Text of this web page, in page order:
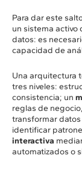
Para dar este
un sistema activo
datos: es
capacidad de
Una arquitectura
tres niveles:
consistencia; un
reglas de
transformar
identificar
interactiva
automatizados o